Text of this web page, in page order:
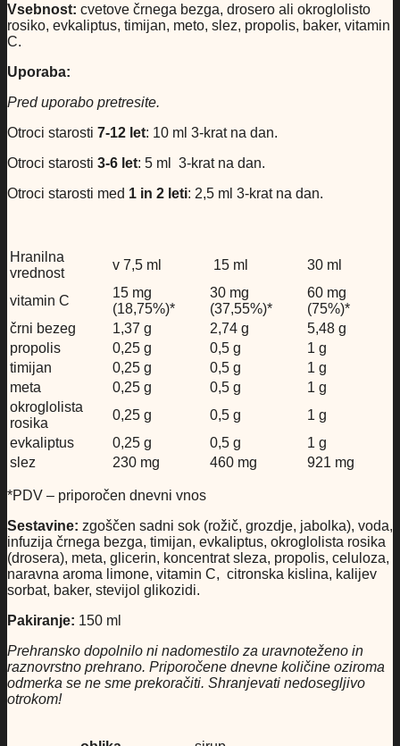
Vsebnost: cvetove črnega bezga, drosero ali okroglolisto
rosiko, evkaliptus, timijan, meto, slez, propolis, baker, vitamin
C.
Uporaba:
Pred uporabo pretresite.
Otroci starosti 7-12 let: 10 ml 3-krat na dan.
Otroci starosti 3-6 let: 5 ml 3-krat na dan.
Otroci starosti med 1 in 2 leti: 2,5 ml 3-krat na dan.
Hranilna
vrednost
v 7,5 ml 15 ml 30 ml
vitamin C
15 mg
(18,75%)*
30 mg
(37,55%)*
60 mg
(75%)*
črni bezeg
1,37 g 2,74 g
5,48 g
propolis
0,25 g 0,5 g
1 g
timijan
0,25 g 0,5 g
1 g
meta
0,25 g 0,5 g
1 g
okroglolista
rosika
0,25 g 0,5 g
1 g
evkaliptus
0,25 g 0,5 g
1 g
slez
230 mg 460 mg 921 mg
*PDV – priporočen dnevni vnos
Sestavine: zgoščen sadni sok (rožič, grozdje, jabolka), voda,
infuzija črnega bezga, timijan, evkaliptus, okroglolista rosika
(drosera), meta, glicerin, koncentrat sleza, propolis, celuloza,
naravna aroma limone, vitamin C, citronska kislina, kalijev
sorbat, baker, stevijol glikozidi.
Pakiranje: 150 ml
Prehransko dopolnilo ni nadomestilo za uravnoteženo in
raznovrstno prehrano. Priporočene dnevne količine oziroma
odmerka se ne sme prekoračiti. Shranjevati nedosegljivo
otrokom!